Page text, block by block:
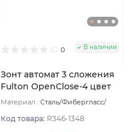
0 В наличии
Зонт автомат 3 сложения
Fulton OpenClose-4 цвет
Джинсовый
Материал : Сталь/Фибергласс/
Вес: 330 г
Код товара: R346-1348